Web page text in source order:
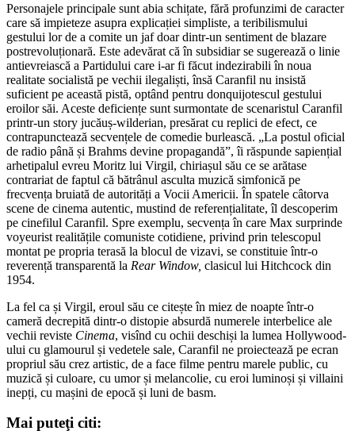
Personajele principale sunt abia schițate, fără profunzimi de caracter
care să impieteze asupra explicației simpliste, a teribilismului
gestului lor de a comite un jaf doar dintr-un sentiment de blazare
postrevoluționară. Este adevărat că în subsidiar se sugerează o linie
antievreiască a Partidului care i-ar fi făcut indezirabili în noua
realitate socialistă pe vechii ilegaliști, însă Caranfil nu insistă
suficient pe această pistă, optând pentru donquijotescul gestului
eroilor săi. Aceste deficiențe sunt surmontate de scenaristul Caranfil
printr-un story jucăuș-wilderian, presărat cu replici de efect, ce
contrapunctează secvențele de comedie burlească. „La postul oficial
de radio până și Brahms devine propagandă”, îi răspunde sapiențial
arhetipalul evreu Moritz lui Virgil, chiriașul său ce se arătase
contrariat de faptul că bătrânul asculta muzică simfonică pe
frecvența bruiată de autorități a Vocii Americii. În spatele câtorva
scene de cinema autentic, mustind de referențialitate, îl descoperim
pe cinefilul Caranfil. Spre exemplu, secvența în care Max surprinde
voyeurist realitățile comuniste cotidiene, privind prin telescopul
montat pe propria terasă la blocul de vizavi, se constituie într-o
reverență transparentă la Rear Window, clasicul lui Hitchcock din
1954.
La fel ca și Virgil, eroul său ce citește în miez de noapte într-o
cameră decrepită dintr-o distopie absurdă numerele interbelice ale
vechii reviste Cinema, visînd cu ochii deschiși la lumea Hollywood-
ului cu glamourul și vedetele sale, Caranfil ne proiectează pe ecran
propriul său crez artistic, de a face filme pentru marele public, cu
muzică și culoare, cu umor și melancolie, cu eroi luminoși și villaini
inepți, cu mașini de epocă și luni de basm.
Mai puteţi citi: